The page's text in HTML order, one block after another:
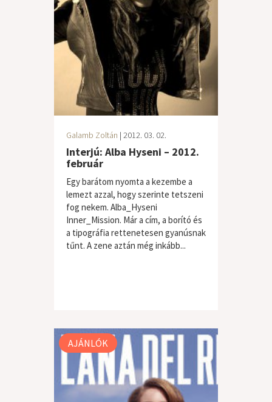
Galamb Zoltán | 2012. 03. 02.
Interjú: Alba Hyseni – 2012.
február
Egy barátom nyomta a kezembe a
lemezt azzal, hogy szerinte tetszeni
fog nekem. Alba_Hyseni
Inner_Mission. Már a cím, a borító és
a tipográfia rettenetesen gyanúsnak
tűnt. A zene aztán még inkább...
AJÁNLÓK